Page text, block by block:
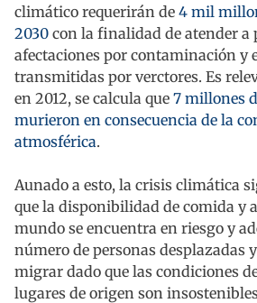
climático requerirán de 4 mil
2030 con la finalidad de atender a
afectaciones por contaminación y
transmitidas por verctores. Es
en 2012, se calcula que 7 millones
murieron en consecuencia de la
atmosférica.
Aunado a esto, la crisis climática
que la disponibilidad de comida y
mundo se encuentra en riesgo y
número de personas desplazadas
migrar dado que las condiciones
lugares de origen son